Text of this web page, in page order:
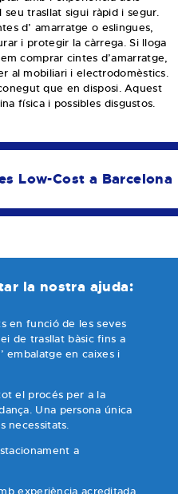
trasllat sigui ràpid i segur.
d’ amarratge o eslingues,
i protegir la càrrega. Si lloga
comprar cintes d’amarratge,
al mobiliari i electrodomèstics.
que en disposi. Aquest
física i possibles disgustos.
Low-Cost a Barcelona
la nostra ajuda:
en funció de les seves
de trasllat bàsic fins a
embalatge en caixes i
el procés per a la
Una persona única
necessitats.
a
experiència acreditada